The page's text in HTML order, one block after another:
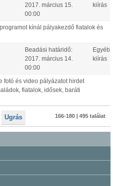
2017. március 15
00:00
kiírás
kínál pályakezdő fiatalok és
Beadási határidő:
2017. március 14
00:00
Egyéb
kiírás
fotó és video pályázatot hirdet
fiatalok, idősek, baráti
Ugrás 166-180 | 495 találat